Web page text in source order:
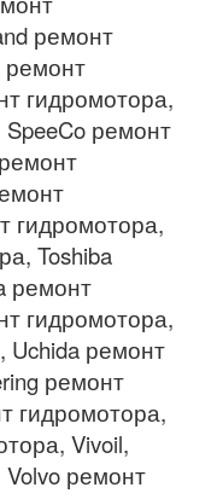
ремонт
ремонт
гидромотора,
ремонт
гидромотора,
Toshiba
ремонт
гидромотора,
Uchida ремонт
ремонт
гидромотора,
Vivoil,
ремонт